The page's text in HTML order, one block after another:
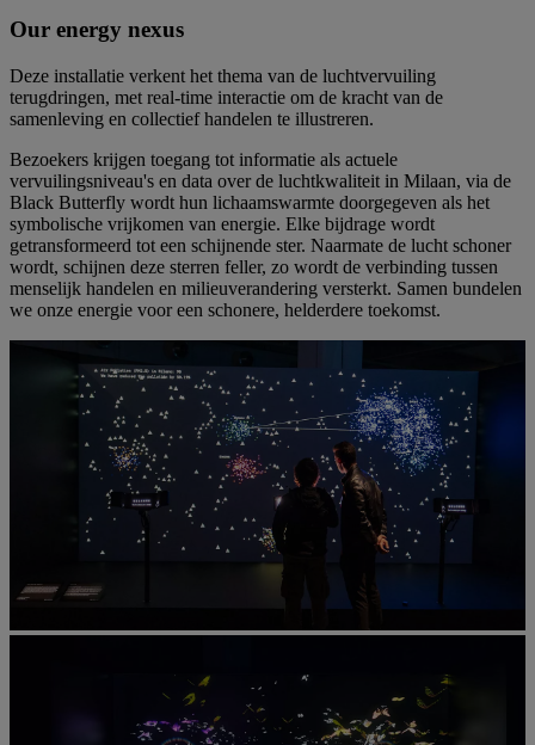
Our energy nexus
Deze installatie verkent het thema van de luchtvervuiling
terugdringen, met real-time interactie om de kracht van de
samenleving en collectief handelen te illustreren.
Bezoekers krijgen toegang tot informatie als actuele
vervuilingsniveau's en data over de luchtkwaliteit in Milaan, via de
Black Butterfly wordt hun lichaamswarmte doorgegeven als het
symbolische vrijkomen van energie. Elke bijdrage wordt
getransformeerd tot een schijnende ster. Naarmate de lucht schoner
wordt, schijnen deze sterren feller, zo wordt de verbinding tussen
menselijk handelen en milieuverandering versterkt. Samen bundelen
we onze energie voor een schonere, helderdere toekomst.